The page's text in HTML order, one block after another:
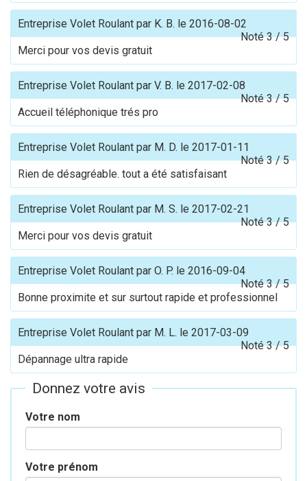
Entreprise Volet Roulant par K. B. le 2016-08-02
Noté3/5
Merci pour vos devis gratuit
Entreprise Volet Roulant par V. B. le 2017-02-08
Noté3/5
Accueil téléphonique trés pro
Entreprise Volet Roulant par M. D. le 2017-01-11
Noté3/5
Rien de désagréable. tout a été satisfaisant
Entreprise Volet Roulant par M. S. le 2017-02-21
Noté3/5
Merci pour vos devis gratuit
Entreprise Volet Roulant par O. P. le 2016-09-04
Noté3/5
Bonne proximite et sur surtout rapide et professionnel
Entreprise Volet Roulant par M. L. le 2017-03-09
Noté3/5
Dépannage ultra rapide
Donnez votre avis
Votre nom
Votre prénom